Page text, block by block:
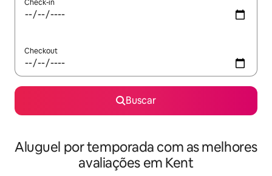
Check-in
Checkout
Buscar
Aluguel por temporada com as melhores
avaliações em Kent